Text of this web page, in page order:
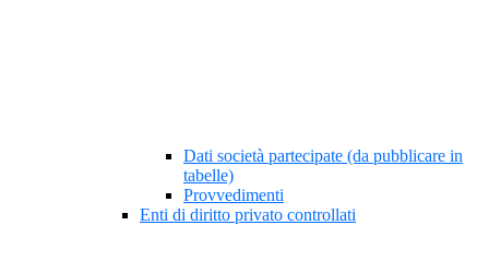
Dati società partecipate (da pubblicare in
tabelle)
Provvedimenti
Enti di diritto privato controllati